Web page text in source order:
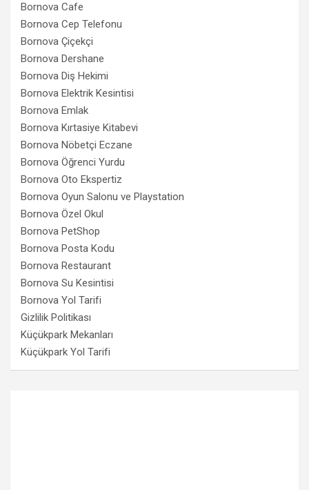
Bornova Cafe
Bornova Cep Telefonu
Bornova Çiçekçi
Bornova Dershane
Bornova Diş Hekimi
Bornova Elektrik Kesintisi
Bornova Emlak
Bornova Kırtasiye Kitabevi
Bornova Nöbetçi Eczane
Bornova Öğrenci Yurdu
Bornova Oto Ekspertiz
Bornova Oyun Salonu ve Playstation
Bornova Özel Okul
Bornova PetShop
Bornova Posta Kodu
Bornova Restaurant
Bornova Su Kesintisi
Bornova Yol Tarifi
Gizlilik Politikası
Küçükpark Mekanları
Küçükpark Yol Tarifi